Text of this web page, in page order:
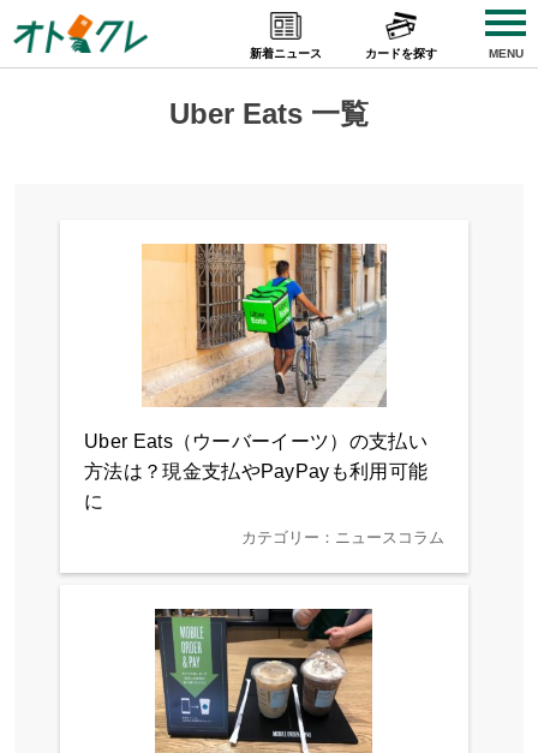
to
content
新着ニュース カードを探す MENU
Uber Eats 一覧
Uber Eats（ウーバーイーツ）の支払い
方法は？現金支払やPayPayも利用可能
に
カテゴリー：ニュースコラム